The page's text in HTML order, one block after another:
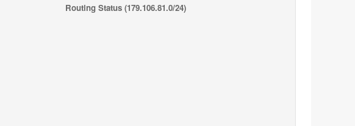
Routing Status (179.106.81.0/24)